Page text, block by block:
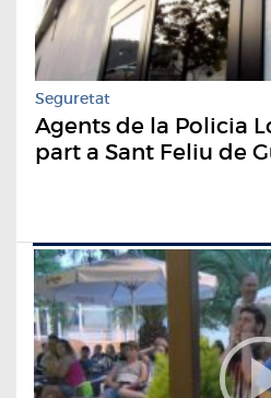
Seguretat
Agents de la Policia
part a Sant Feliu de